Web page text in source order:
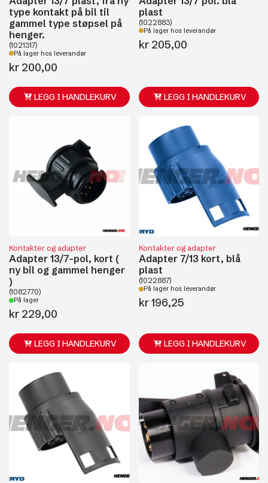
type kontakt på bil til
gammel type støpsel på
henger.
(1021317)
På lager hos leverandør
kr 200,00
LEGG I HANDLEKURV
plast
(1022883)
På lager hos leverandør
kr205,00
LEGG I HANDLEKURV
Kontakter og adapter
Adapter 13/7-pol, kort (
ny bil og gammel henger
)
(1082770)
På lager
kr 229,00
LEGG I HANDLEKURV
Kontakter og adapter
Adapter 7/13 kort, blå
plast
(1022887)
På lager hos leverandør
kr196,25
LEGG I HANDLEKURV